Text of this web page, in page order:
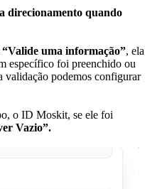
direcionamento quando
“Valide uma informação”, ela
específico foi preenchido ou
validação podemos configurar
o ID Moskit, se ele foi
Vazio”.